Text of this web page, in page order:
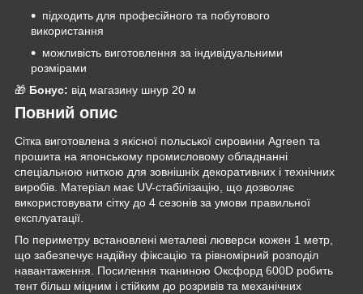
підходить для професійного та побутового
використання
можливість виготовлення за індивідуальними
розмірами
🎁 Бонус: від магазину шнур 20 м
Повний опис
Сітка виготовлена з якісної польської сировини Agreen та
прошита на японському промисловому обладнанні
спеціальною ниткою для зовнішніх декоративних і технічних
виробів. Матеріал має UV-стабілізацію, що дозволяє
використовувати сітку до 4 сезонів за умови правильної
експлуатації.
По периметру встановлені металеві люверси кожен 1 метр,
що забезпечує надійну фіксацію та рівномірний розподіл
навантаження. Посилення тканиною Оксфорд 600D робить
тент більш міцним і стійким до розривів та механічних